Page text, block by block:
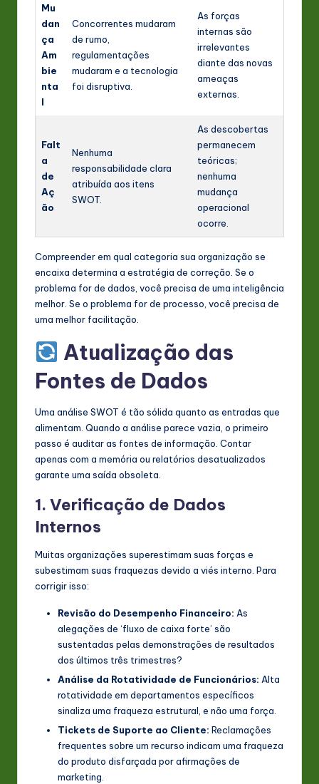
Mu
dan
ça
Am
bie
nta
l
Concorrentes mudaram
de rumo,
regulamentações
mudaram e a tecnologia
foi disruptiva.
As forças
internas são
irrelevantes
diante das novas
ameaças
externas.
Falt
a
de
Aç
ão
Nenhuma
responsabilidade clara
atribuída aos itens
SWOT.
As descobertas
permanecem
teóricas;
nenhuma
mudança
operacional
ocorre.
Compreender em qual categoria sua organização se
encaixa determina a estratégia de correção. Se o
problema for de dados, você precisa de uma inteligência
melhor. Se o problema for de processo, você precisa de
uma melhor facilitação.
Atualização das
Fontes de Dados
Uma análise SWOT é tão sólida quanto as entradas que
alimentam. Quando a análise parece vazia, o primeiro
passo é auditar as fontes de informação. Contar
apenas com a memória ou relatórios desatualizados
garante uma saída obsoleta.
1. Verificação de Dados
Internos
Muitas organizações superestimam suas forças e
subestimam suas fraquezas devido a viés interno. Para
corrigir isso:
Revisão do Desempenho Financeiro: As
alegações de ‘fluxo de caixa forte’ são
sustentadas pelas demonstrações de resultados
dos últimos três trimestres?
Análise da Rotatividade de Funcionários: Alta
rotatividade em departamentos específicos
sinaliza uma fraqueza estrutural, e não uma força.
Tickets de Suporte ao Cliente: Reclamações
frequentes sobre um recurso indicam uma fraqueza
do produto disfarçada por afirmações de
marketing.